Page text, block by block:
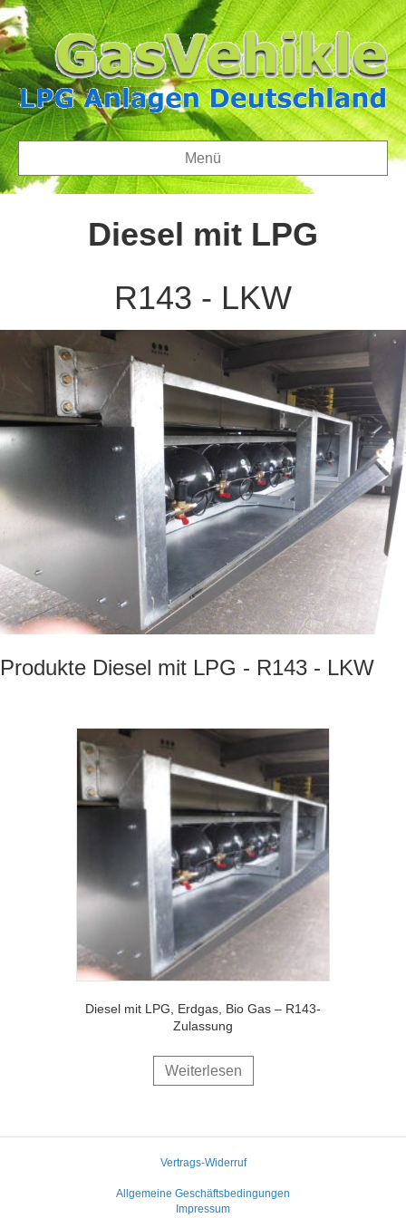
Menü
Diesel mit LPG
R143 - LKW
Produkte Diesel mit LPG - R143 - LKW
Diesel mit LPG, Erdgas, Bio Gas – R143-
Zulassung
Weiterlesen
Vertrags-Widerruf
Allgemeine Geschäftsbedingungen
Impressum